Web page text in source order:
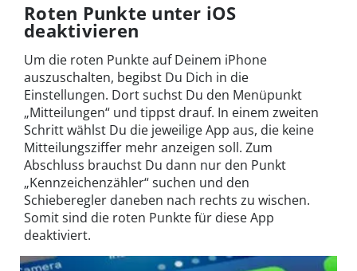
Roten Punkte unter iOS
deaktivieren
Um die roten Punkte auf Deinem iPhone
auszuschalten, begibst Du Dich in die
Einstellungen. Dort suchst Du den Menüpunkt
„Mitteilungen“ und tippst drauf. In einem zweiten
Schritt wählst Du die jeweilige App aus, die keine
Mitteilungsziffer mehr anzeigen soll. Zum
Abschluss brauchst Du dann nur den Punkt
„Kennzeichenzähler“ suchen und den
Schieberegler daneben nach rechts zu wischen.
Somit sind die roten Punkte für diese App
deaktiviert.